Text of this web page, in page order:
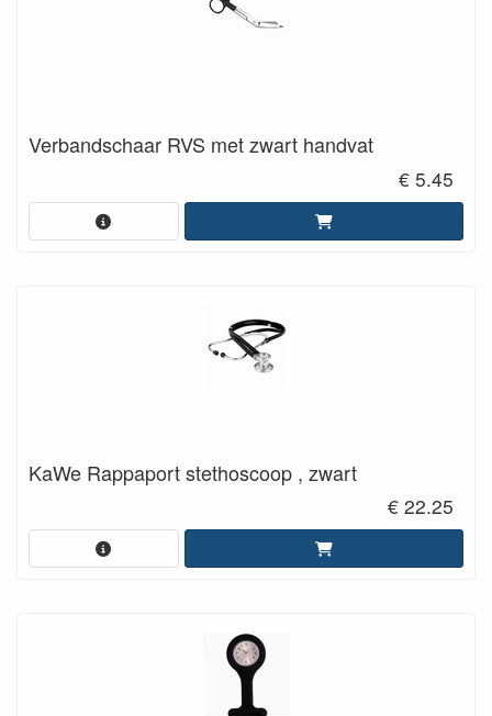
Verbandschaar RVS met zwart handvat
€ 5.45
KaWe Rappaport stethoscoop , zwart
€ 22.25